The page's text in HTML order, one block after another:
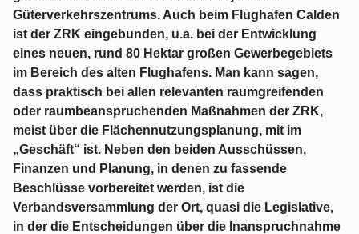
Güterverkehrszentrums. Auch beim Flughafen Calden
ist der ZRK eingebunden, u.a. bei der Entwicklung
eines neuen, rund 80 Hektar großen Gewerbegebiets
im Bereich des alten Flughafens. Man kann sagen,
dass praktisch bei allen relevanten raumgreifenden
oder raumbeanspruchenden Maßnahmen der ZRK,
meist über die Flächennutzungsplanung, mit im
„Geschäft“ ist. Neben den beiden Ausschüssen,
Finanzen und Planung, in denen zu fassende
Beschlüsse vorbereitet werden, ist die
Verbandsversammlung der Ort, quasi die Legislative,
in der die Entscheidungen über die Inanspruchnahme